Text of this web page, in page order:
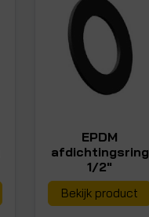
EPDM
afdichtingsring
1/2"
Bekijk product